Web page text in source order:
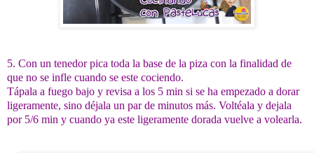
5. Con un tenedor pica toda la base de la piza con la finalidad de
que no se infle cuando se este cociendo.
Tápala a fuego bajo y revisa a los 5 min si se ha empezado a dorar
ligeramente, sino déjala un par de minutos más. Voltéala y dejala
por 5/6 min y cuando ya este ligeramente dorada vuelve a volearla.